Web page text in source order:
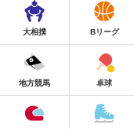
大相撲 Bリーグ
地方競馬 卓球